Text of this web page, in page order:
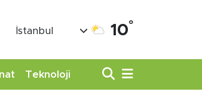
İstanbul 10°
Teknoloji